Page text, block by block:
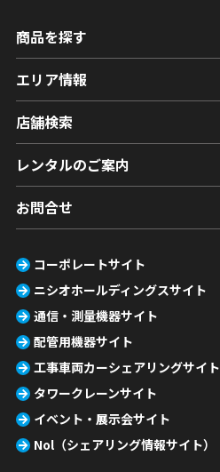
商品を探す
エリア情報
店舗検索
レンタルのご案内
お問合せ
コーポレートサイト
ニシオホールディングスサイト
通信・測量機器サイト
配管用機器サイト
工事車両カーシェアリングサイト
タワークレーンサイト
イベント・展示会サイト
Nol（シェアリング情報サイト）